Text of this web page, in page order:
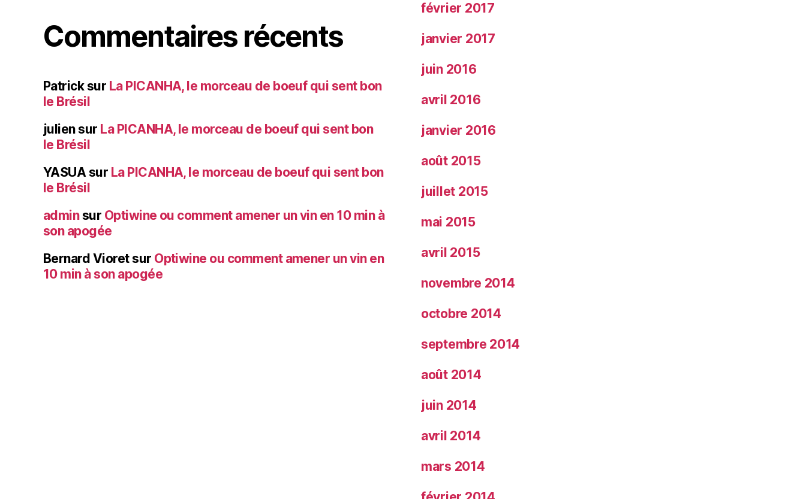
Commentaires récents
Patricksur La PICANHA, le morceau de boeuf qui sent bon
le Brésil
juliensur La PICANHA, le morceau de boeuf qui sent bon
le Brésil
YASUA sur La PICANHA, le morceau de boeuf qui sent bon
le Brésil
adminsur Optiwine ou comment amener un vin en 10 min à
son apogée
Bernard Vioretsur Optiwine ou comment amener un vin en
10 min à son apogée
février 2017
janvier 2017
juin 2016
avril 2016
janvier 2016
août 2015
juillet 2015
mai 2015
avril 2015
novembre 2014
octobre 2014
septembre 2014
août 2014
juin 2014
avril 2014
mars 2014